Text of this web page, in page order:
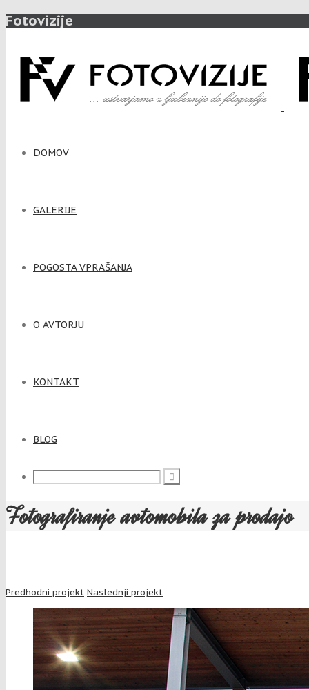
Fotovizije
DOMOV
GALERIJE
POGOSTA VPRAŠANJA
O AVTORJU
KONTAKT
BLOG
Fotografiranje avtomobila za prodajo
Predhodni projekt Naslednji projekt